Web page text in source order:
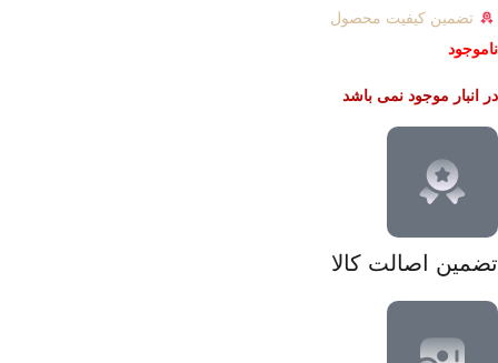
تضمین کیفیت محصول
ناموجود
در انبار موجود نمی باشد
تضمین اصالت کالا